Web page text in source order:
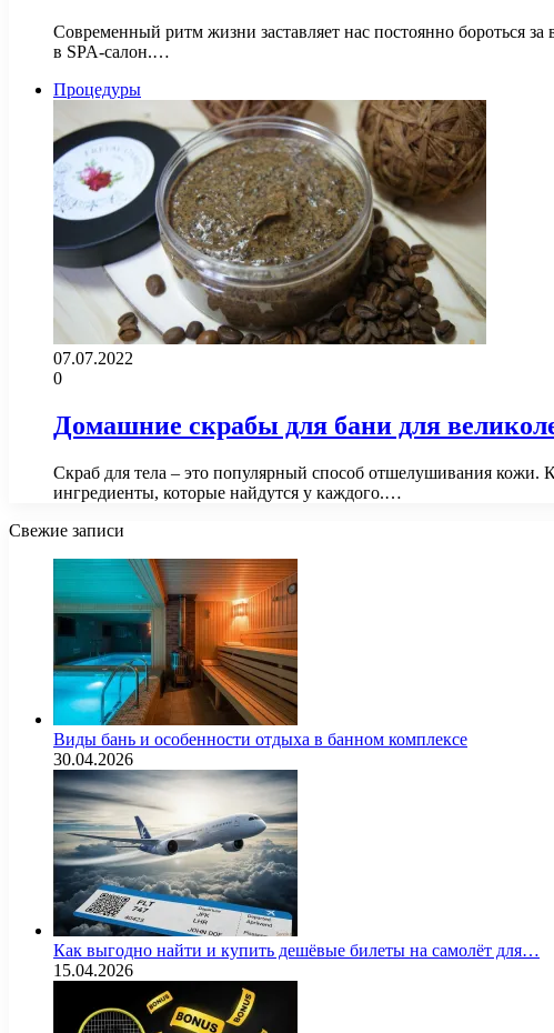
Современный ритм жизни заставляет нас постоянно бороться
в SPA-салон.…
Процедуры
07.07.2022
0
Домашние скрабы для бани для
Скраб для тела – это популярный способ отшелушивания кожи.
ингредиенты, которые найдутся у каждого.…
Свежие записи
Виды бань и особенности отдыха в банном комплексе
30.04.2026
Как выгодно найти и купить дешёвые билеты на самолёт для…
15.04.2026